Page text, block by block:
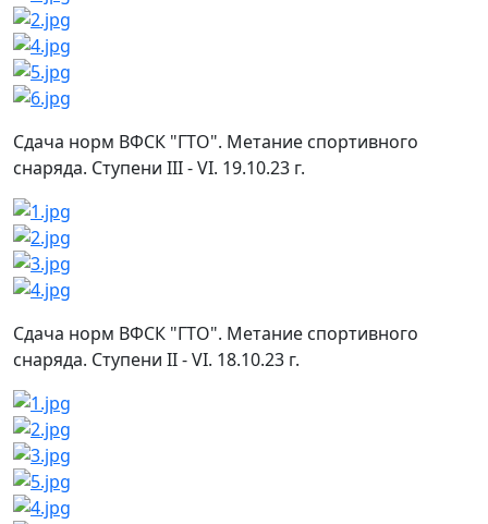
Сдача норм ВФСК "ГТО". Метание спортивного
снаряда. Ступени III - VI. 19.10.23 г.
Сдача норм ВФСК "ГТО". Метание спортивного
снаряда. Ступени II - VI. 18.10.23 г.